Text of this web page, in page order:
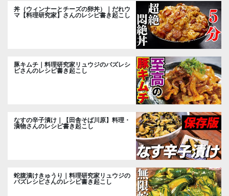
丼（ウィンナーとチーズの卵丼）｜だれウ
マ【料理研究家】さんのレシピ書き起こし
豚キムチ｜料理研究家リュウジのバズレシ
ピさんのレシピ書き起こし
なすの辛子漬け｜【田舎そば川原】料理・
漬物さんのレシピ書き起こし
蛇腹漬けきゅうり｜料理研究家リュウジの
バズレシピさんのレシピ書き起こし